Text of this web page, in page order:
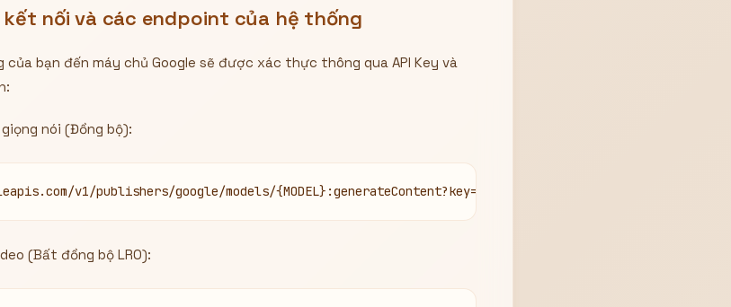
nối và các endpoint của hệ thống
bạn đến máy chủ Google sẽ được xác thực thông qua API Key và
nói (Đồng bộ):
v1/publishers/google/models/{MODEL}:generateContent?key={API_KEY}
(Bất đồng bộ LRO):